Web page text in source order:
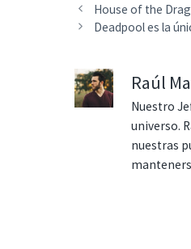
House of the
Deadpool es la
Raúl
Nuestro
universo.
nuestras